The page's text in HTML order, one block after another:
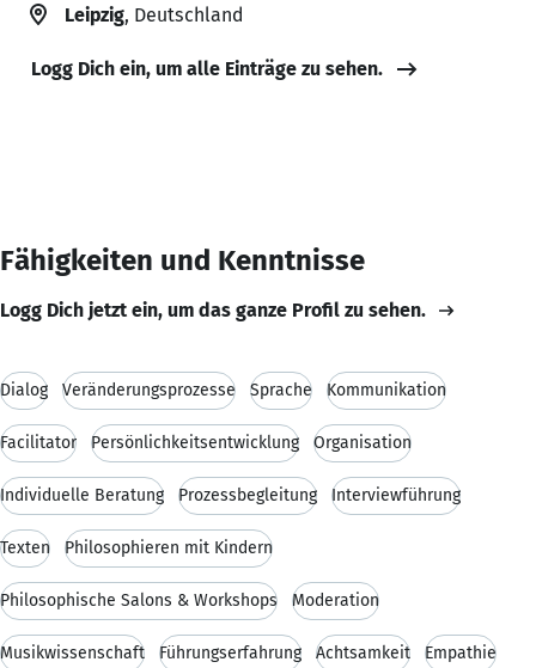
Leipzig, Deutschland
Logg Dich ein, um alle Einträge zu sehen.
Fähigkeiten und Kenntnisse
Logg Dich jetzt ein, um das ganze Profil zu sehen.
Dialog Veränderungsprozesse Sprache Kommunikation
Facilitator Persönlichkeitsentwicklung Organisation
Individuelle Beratung Prozessbegleitung Interviewführung
Texten Philosophieren mit Kindern
Philosophische Salons & Workshops Moderation
Musikwissenschaft Führungserfahrung Achtsamkeit Empathie